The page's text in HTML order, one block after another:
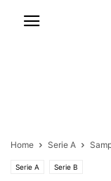
Home Serie A
Serie A Serie B